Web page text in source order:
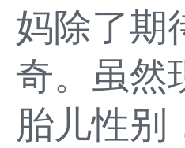
妈除了期
奇。虽然
胎儿性别